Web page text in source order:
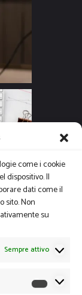
come i cookie
dispositivo. Il
dati come il
sito. Non
su
Sempre attivo